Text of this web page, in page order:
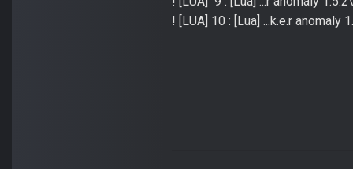
! [LUA] 10 : [Lua] ...k.e.r